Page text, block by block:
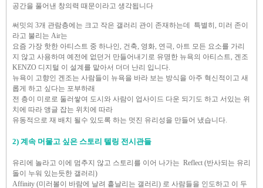
공간을 풀어낸 창의력 때문이라고 생각됩니다
써밋의 3개 관람층에는 크고 작은 갤러리 관이 존재하는데 특별히, 미러 존이
라고 불리는 Air는
요즘 가장 핫한 아티스트 중 하나인, 건축, 영화, 연극, 아트 모든 요소를 가리
지 않고 사용하며 예전에 없던거 만들어내기로 유명한 뉴욕의 아티스트, 겐조
KENZO 디지털 이 설계를 맡아서 더더 난리 입니다.
뉴욕이 고향인 겐조는 사람들이 뉴욕을 바라 보는 방식을 아주 혁신적이고 새
롭게 하고 싶다는 포부하래
전 층이 미로로 둘러쌓여 도시와 사람이 업사이드 다운 되기도 하고 서있는 위
치에 따라 앵글 잡는 위치에 따라
유동적으로 재 배치 될수 있도록 하는 멋진 유리성을 만들어 냈습니다.
2) 계속 머물고 싶은 스토리 텔링 전시관들
유리에 놀라고 이에 멈추지 않고 스토리를 이어 나가는 Reflect (반사되는 유리
돌이 누워 있는듯한 갤러리)
Affinity (미러볼이 바람에 날려 흩날리는 갤러리) 로 사람들을 인도하고 이 두